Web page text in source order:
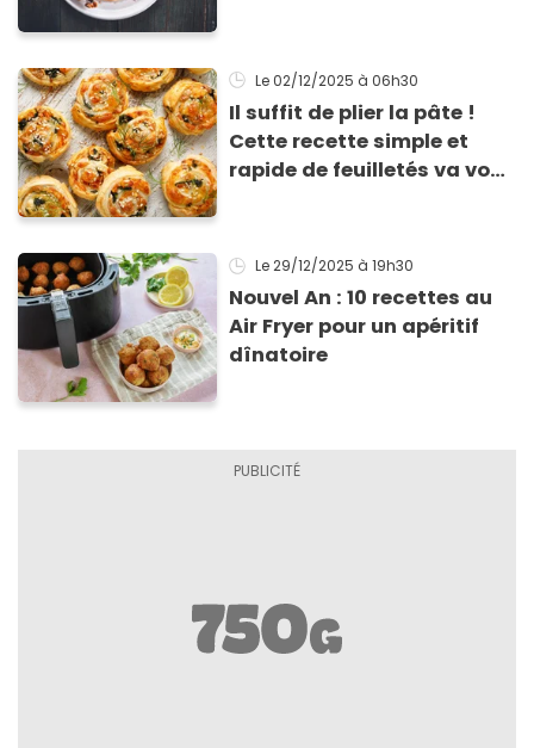
Le 02/12/2025 à 06h30
Il suffit de plier la pâte !
Cette recette simple et
rapide de feuilletés va vous
Le 29/12/2025 à 19h30
Nouvel An : 10 recettes au
Air Fryer pour un apéritif
dînatoire